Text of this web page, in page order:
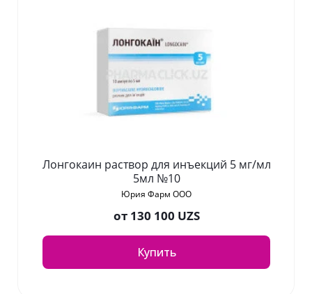
Лонгокаин раствор для инъекций 5 мг/мл
5мл №10
Юрия Фарм ООО
от 130 100 UZS
Купить